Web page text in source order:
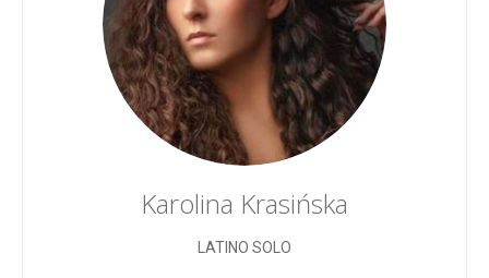
Karolina Krasińska
LATINO SOLO